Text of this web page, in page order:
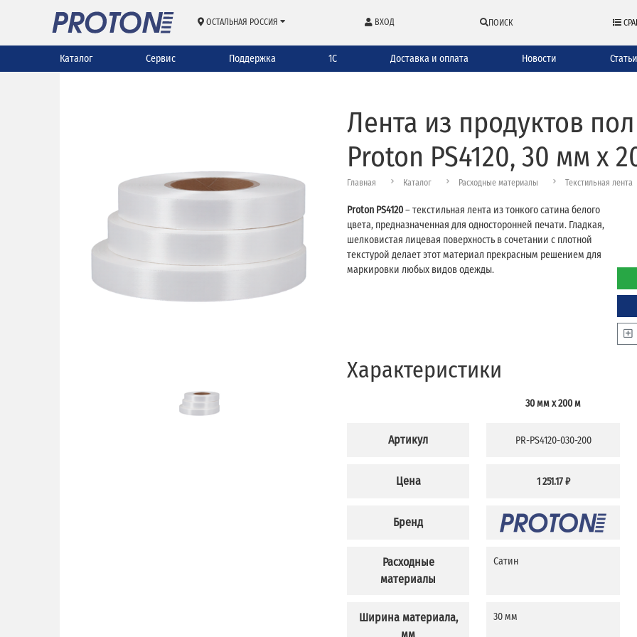
ОСТАЛЬНАЯ РОССИЯ ВХОД ПОИСК
Каталог Сервис Поддержка 1С Доставка и оплата Новости Статьи
Лента из продуктов
Proton PS4120, 30 мм х
Главная Каталог Расходные материалы Текстильная лента
Proton PS4120– текстильная лента из тонкого сатина белого
цвета, предназначенная для односторонней печати. Гладкая,
шелковистая лицевая поверхность в сочетании с плотной
текстурой делает этот материал прекрасным решением для
маркировки любых видов одежды.
Характеристики
Артикул
Цена
Бренд
Расходные
материалы
Ширина материала,
30 мм x 200 м
PR-PS4120-030-200
1 251.17 ₽
Сатин
30 мм